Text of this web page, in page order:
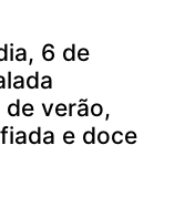
6 de
verão,
e doce